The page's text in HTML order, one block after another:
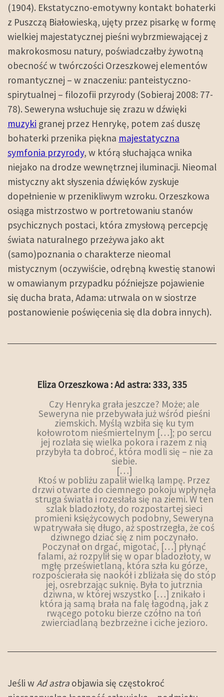
(1904). Ekstatyczno-emotywny kontakt bohaterki
z Puszczą Białowieską, ujęty przez pisarkę w formę
wielkiej majestatycznej pieśni wybrzmiewającej z
makrokosmosu natury, poświadczałby żywotną
obecność w twórczości Orzeszkowej elementów
romantycznej – w znaczeniu: panteistyczno-
spirytualnej – filozofii przyrody (Sobieraj 2008: 77-
78). Seweryna wsłuchuje się zrazu w dźwięki
muzyki granej przez Henrykę, potem zaś duszę
bohaterki przenika piękna majestatyczna
symfonia przyrody, w którą słuchająca wnika
niejako na drodze wewnętrznej iluminacji. Nieomal
mistyczny akt słyszenia dźwięków zyskuje
dopełnienie w przenikliwym wzroku. Orzeszkowa
osiąga mistrzostwo w portretowaniu stanów
psychicznych postaci, która zmysłową percepcję
świata naturalnego przeżywa jako akt
(samo)poznania o charakterze nieomal
mistycznym (oczywiście, odrębną kwestię stanowi
w omawianym przypadku późniejsze pojawienie
się ducha brata, Adama: utrwala on w siostrze
postanowienie poświęcenia się dla dobra innych).
Eliza Orzeszkowa : Ad astra: 333, 335
Czy Henryka grała jeszcze? Może; ale
Seweryna nie przebywała już wśród pieśni
ziemskich. Myślą wzbiła się ku tym
kołowrotom nieśmiertelnym […]; po sercu
jej rozlała się wielka pokora i razem z nią
przybyła ta dobroć, która modli się – nie za
siebie.
[…]
Ktoś w pobliżu zapalił wielką lampę. Przez
drzwi otwarte do ciemnego pokoju wpłynęła
struga światła i rozesłała się na ziemi. W ten
szlak bladozłoty, do rozpostartej sieci
promieni księżycowych podobny, Seweryna
wpatrywała się długo, aż spostrzegła, że coś
dziwnego dziać się z nim poczynało.
Poczynał on drgać, migotać, […] płynąć
falami, aż rozpylił się w opar bladozłoty, w
mgłę prześwietlaną, która szła ku górze,
rozpościerała się naokół i zbliżała się do stóp
jej, osrebrzając suknię. Była to jutrznia
dziwna, w której wszystko […] znikało i
która ją samą brała na falę łagodną, jak z
rwącego potoku bierze czółno na toń
zwierciadlaną bezbrzeżne i ciche jezioro.
Jeśli w Ad astra objawia się częstokroć